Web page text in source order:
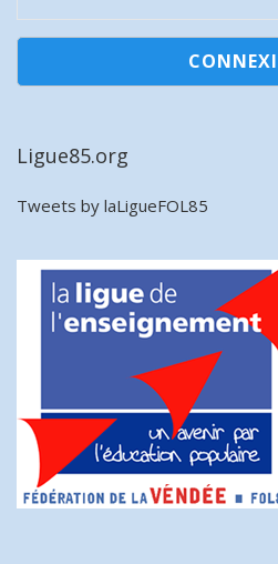
Ligue85.org
Tweets by laLigueFOL85